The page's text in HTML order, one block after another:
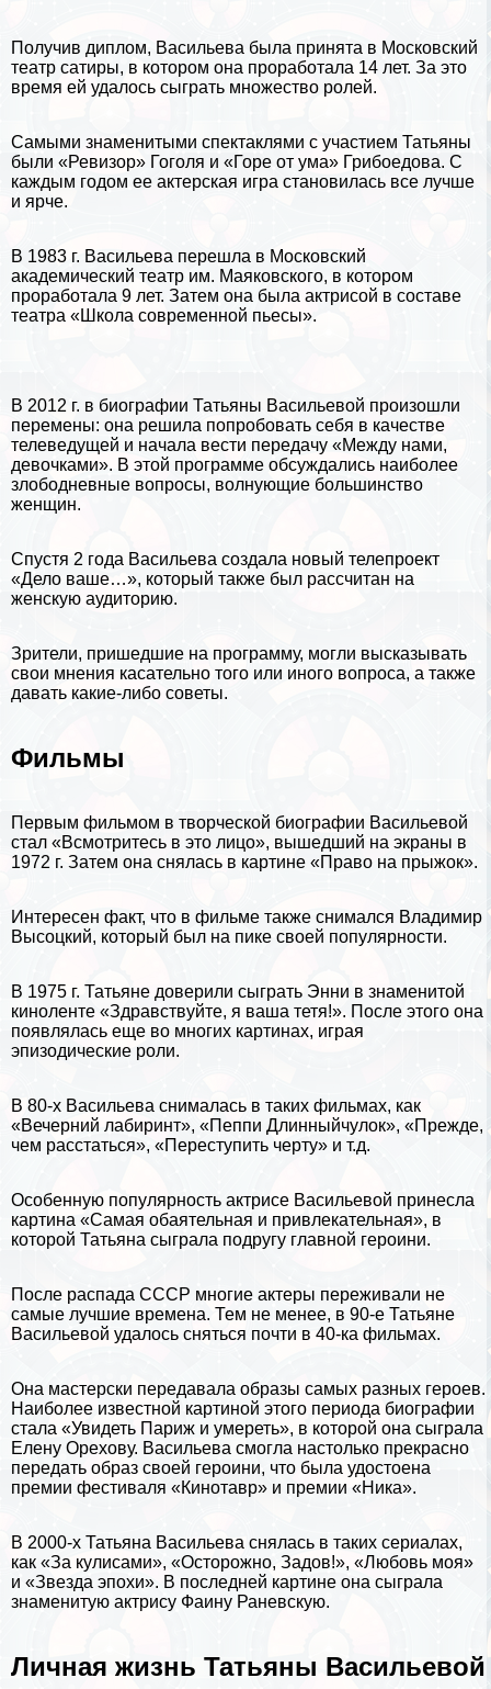
Получив диплом, Васильева была принята в Московский
театр сатиры, в котором она проработала 14 лет. За это
время ей удалось сыграть множество ролей.
Самыми знаменитыми спектаклями с участием Татьяны
были «Ревизор» Гоголя и «Горе от ума» Грибоедова. С
каждым годом ее актерская игра становилась все лучше
и ярче.
В 1983 г. Васильева перешла в Московский
академический театр им. Маяковского, в котором
проработала 9 лет. Затем она была актрисой в составе
театра «Школа современной пьесы».
В 2012 г. в биографии Татьяны Васильевой произошли
перемены: она решила попробовать себя в качестве
телеведущей и начала вести передачу «Между нами,
дeвoчками». В этой программе обсуждались наиболее
злободневные вопросы, волнующие большинство
женщин.
Спустя 2 года Васильева создала новый телепроект
«Дело ваше…», который также был рассчитан на
женскую аудиторию.
Зрители, пришедшие на программу, могли высказывать
свои мнения касательно того или иного вопроса, а также
давать какие-либо советы.
Фильмы
Первым фильмом в творческой биографии Васильевой
стал «Всмотритесь в это лицо», вышедший на экраны в
1972 г. Затем она снялась в картине «Право на прыжок».
Интересен факт, что в фильме также снимался Владимир
Высоцкий, который был на пике своей популярности.
В 1975 г. Татьяне доверили сыграть Энни в знаменитой
киноленте «Здравствуйте, я ваша тетя!». После этого она
появлялась еще во многих картинах, играя
эпизодические роли.
В 80-х Васильева снималась в таких фильмах, как
«Вечерний лабиринт», «Пеппи Длинныйчулок», «Прежде,
чем расстаться», «Переступить черту» и т.д.
Особенную популярность актрисе Васильевой принесла
картина «Самая обаятельная и привлекательная», в
которой Татьяна сыграла подругу главной героини.
После распада СССР многие актеры переживали не
самые лучшие времена. Тем не менее, в 90-е Татьяне
Васильевой удалось сняться почти в 40-ка фильмах.
Она мастерски передавала образы самых разных героев.
Наиболее известной картиной этого периода биографии
стала «Увидеть Париж и умереть», в которой она сыграла
Елену Орехову. Васильева смогла настолько прекрасно
передать образ своей героини, что была удостоена
премии фестиваля «Кинотавр» и премии «Ника».
В 2000-х Татьяна Васильева снялась в таких сериалах,
как «За кулисами», «Осторожно, Задов!», «Любовь моя»
и «Звезда эпохи». В последней картине она сыграла
знаменитую актрису Фаину Раневскую.
Личная жизнь Татьяны Васильевой